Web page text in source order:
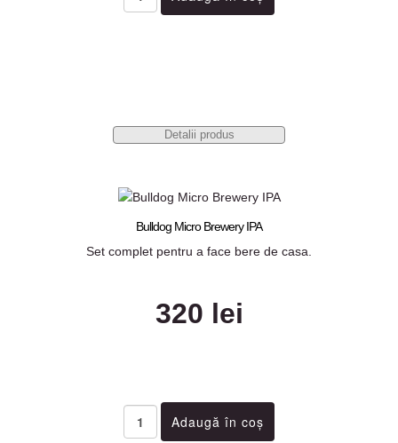
Detalii produs
Bulldog Micro Brewery IPA
Set complet pentru a face bere de casa.
320 lei